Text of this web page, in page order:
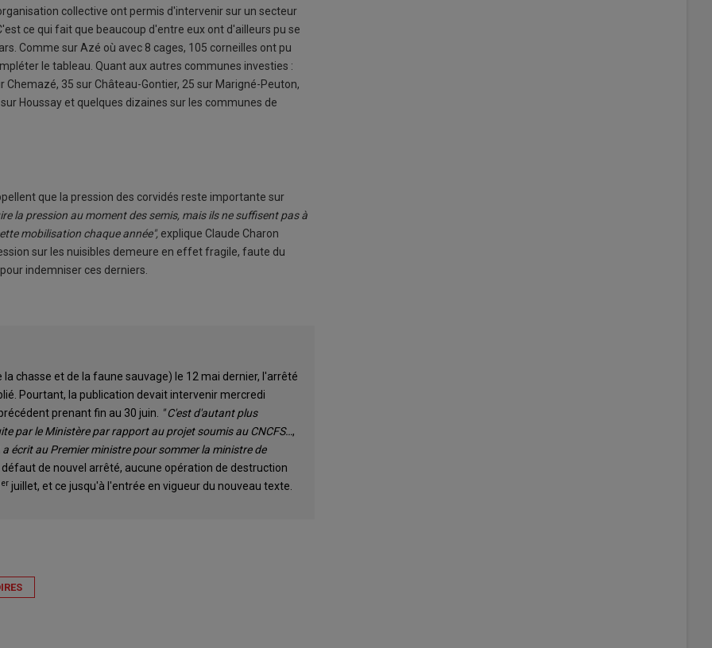
collective ont permis d'intervenir sur un secteur
ce qui fait que beaucoup d'entre eux ont d'ailleurs pu se
Comme sur Azé où avec 8 cages, 105 corneilles ont pu
le tableau. Quant aux autres communes investies :
35 sur Château-Gontier, 25 sur Marigné-Peuton,
Houssay et quelques dizaines sur les communes de
que la pression des corvidés reste importante sur
la pression au moment des semis, mais ils ne suffisent pas à
mobilisation chaque année", explique Claude Charon
sur les nuisibles demeure en effet fragile, faute du
indemniser ces derniers.
chasse et de la faune sauvage) le 12 mai dernier, l'arrêté
Pourtant, la publication devait intervenir mercredi
prenant fin au 30 juin. " C'est d'autant plus
par le Ministère par rapport au projet soumis au CNCFS…,
a écrit au Premier ministre pour sommer la ministre de
défaut de nouvel arrêté, aucune opération de destruction
er juillet, et ce jusqu'à l'entrée en vigueur du nouveau texte.